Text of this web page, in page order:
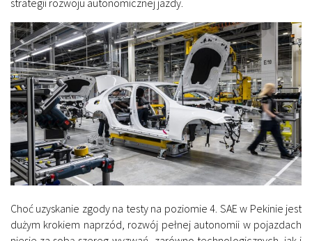
strategii rozwoju autonomicznej jazdy.
Choć uzyskanie zgody na testy na poziomie 4. SAE w Pekinie jest
dużym krokiem naprzód, rozwój pełnej autonomii w pojazdach